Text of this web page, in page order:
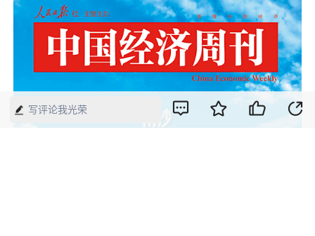
写评论我光荣